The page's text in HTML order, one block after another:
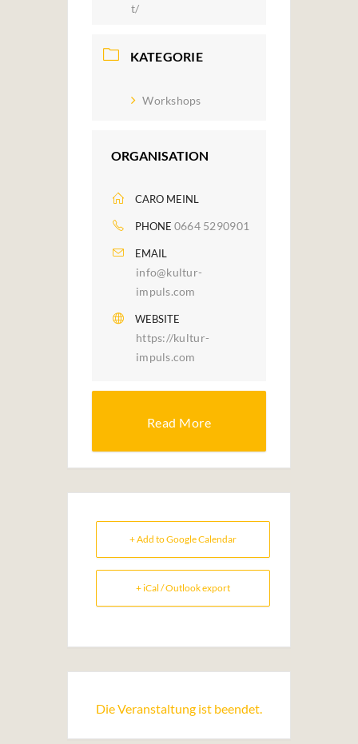
t/
KATEGORIE
Workshops
ORGANISATION
CARO MEINL
PHONE 0664 5290901
EMAIL
info@kultur-
impuls.com
WEBSITE
https://kultur-
impuls.com
Read More
+ Add to Google Calendar
+ iCal / Outlook export
Die Veranstaltung ist beendet.